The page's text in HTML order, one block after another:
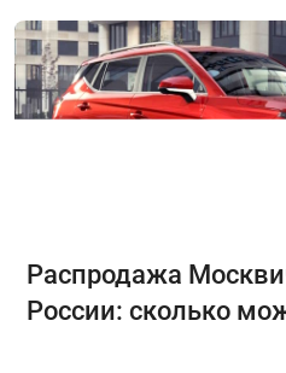
Распродажа
России: сколько